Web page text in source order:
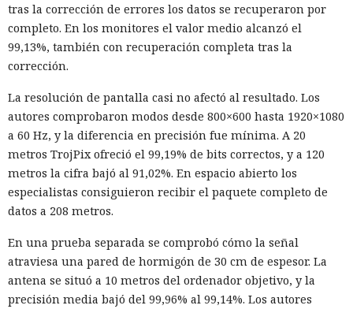
tras la corrección de errores los datos se recuperaron por
completo. En los monitores el valor medio alcanzó el
99,13%, también con recuperación completa tras la
corrección.
La resolución de pantalla casi no afectó al resultado. Los
autores comprobaron modos desde 800×600 hasta 1920×1080
a 60 Hz, y la diferencia en precisión fue mínima. A 20
metros TrojPix ofreció el 99,19% de bits correctos, y a 120
metros la cifra bajó al 91,02%. En espacio abierto los
especialistas consiguieron recibir el paquete completo de
datos a 208 metros.
En una prueba separada se comprobó cómo la señal
atraviesa una pared de hormigón de 30 cm de espesor. La
antena se situó a 10 metros del ordenador objetivo, y la
precisión media bajó del 99,96% al 99,14%. Los autores